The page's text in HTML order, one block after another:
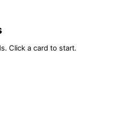
Click a card to start.